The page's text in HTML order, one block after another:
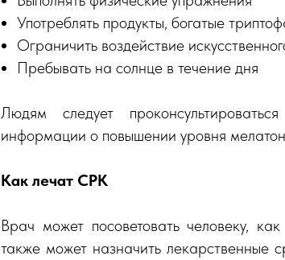
Употреблять продукты, богатые
Ограничить воздействие
Пребывать на солнце в течение дня
Людям следует
информации о повышении уровня
Как лечат СРК
Врач может посоветовать человеку,
также может назначить лекарственные